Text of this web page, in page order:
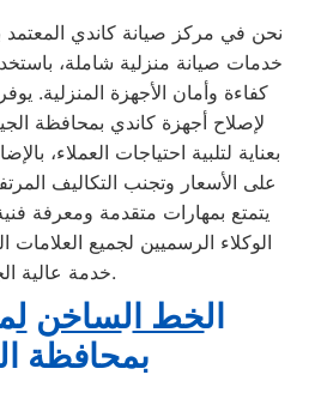
نحن في مركز صيانة كاندي المعتمد
خدمات صيانة منزلية شاملة،
كفاءة وأمان الأجهزة المنزلية.
لإصلاح أجهزة كاندي بمحافظة
بعناية لتلبية احتياجات العملاء،
على الأسعار وتجنب التكاليف
يتمتع بمهارات متقدمة ومعرفة
الوكلاء الرسميين لجميع العلامات
خدمة عالية الجودة.
الخط ا لساخن ل
بمحافظة